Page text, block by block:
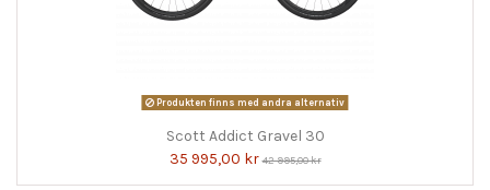
Produkten finns med andra alternativ
Scott Addict Gravel 30
35 995,00 kr42 995,00 kr